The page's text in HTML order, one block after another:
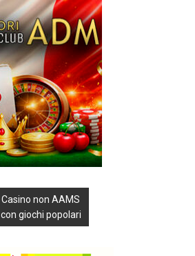
Casino non AAMS
con giochi popolari